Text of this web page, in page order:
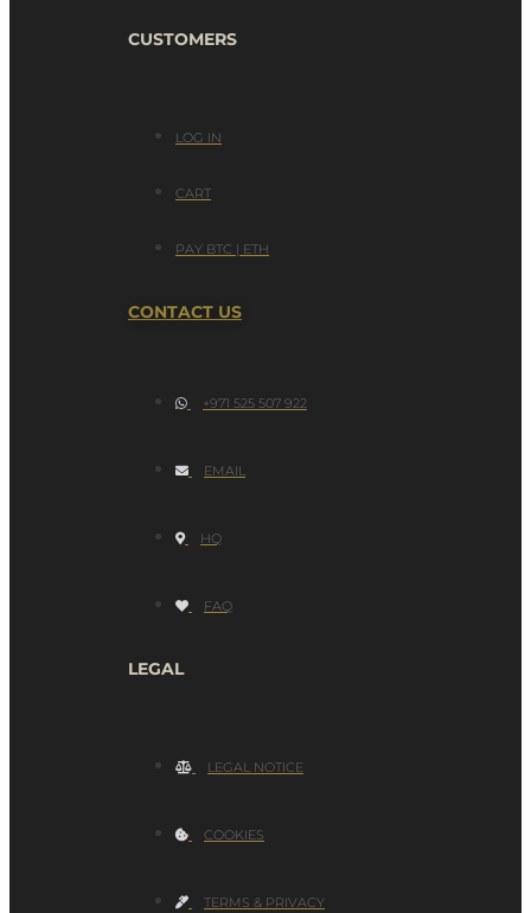
CUSTOMERS
LOG IN
CART
PAY BTC | ETH
CONTACT US
+971 525 507 922
EMAIL
HQ
FAQ
LEGAL
LEGAL NOTICE
COOKIES
TERMS & PRIVACY